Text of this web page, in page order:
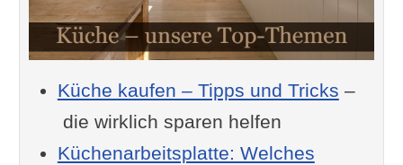
Küche kaufen – Tipps und Tricks –
die wirklich sparen helfen
Küchenarbeitsplatte: Welches